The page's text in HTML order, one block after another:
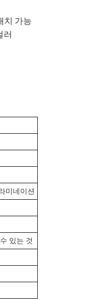
치 가능
러
미네이션
있는 것